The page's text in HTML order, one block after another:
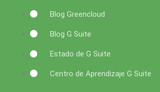
Blog Greencloud
Blog G Suite
Estado de G Suite
Centro de Aprendizaje G Suite